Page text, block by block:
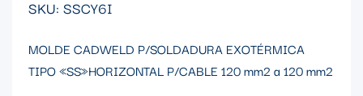
SKU: SSCY6I
MOLDE CADWELD P/SOLDADURA EXOTÉRMICA
TIPO «SS»HORIZONTAL P/CABLE 120 mm2 a 120 mm2